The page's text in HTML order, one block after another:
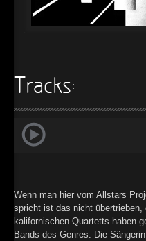
► Blutmond
Oberer
►
►
►
Tracks:
Wenn man hier vom Allstars
spricht ist das nicht übertrieben,
kalifornischen Quartetts haben
Bands des Genres. Die